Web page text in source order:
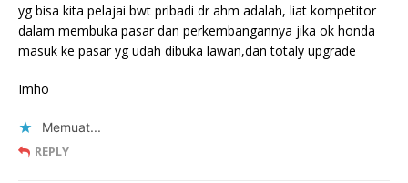
yg bisa kita pelajai bwt pribadi dr ahm adalah, liat kompetitor
dalam membuka pasar dan perkembangannya jika ok honda
masuk ke pasar yg udah dibuka lawan,dan totaly upgrade
Imho
Memuat...
REPLY